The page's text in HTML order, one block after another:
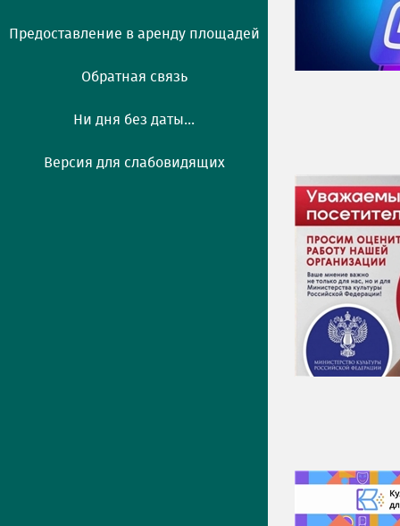
Предоставление в аренду площадей
Обратная связь
Ни дня без даты...
Версия для слабовидящих